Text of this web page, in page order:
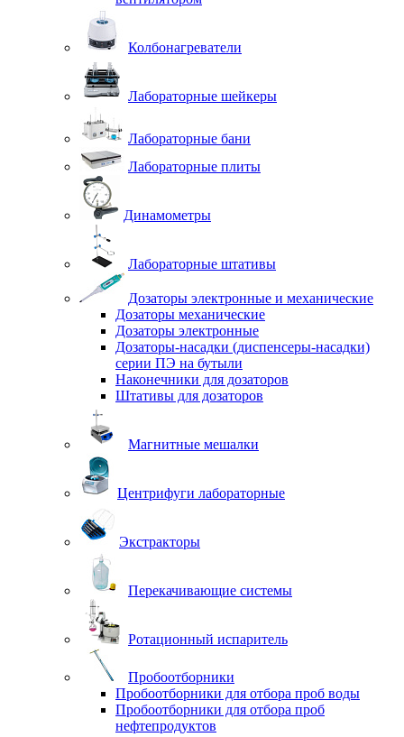
Колбонагреватели
Лабораторные шейкеры
Лабораторные бани
Лабораторные плиты
Динамометры
Лабораторные штативы
Дозаторы электронные и механические
Дозаторы механические
Дозаторы электронные
Дозаторы-насадки (диспенсеры-насадки)
серии ПЭ на бутыли
Наконечники для дозаторов
Штативы для дозаторов
Магнитные мешалки
Центрифуги лабораторные
Экстракторы
Перекачивающие системы
Ротационный испаритель
Пробоотборники
Пробоотборники для отбора проб воды
Пробоотборники для отбора проб
нефтепродуктов